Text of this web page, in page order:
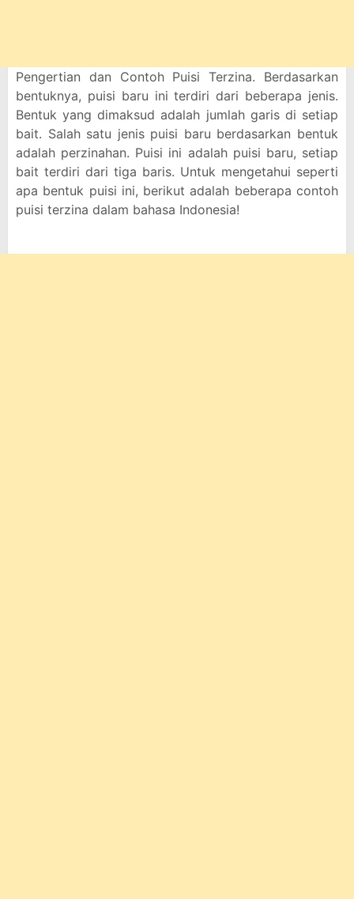
Pengertian dan Contoh Puisi Terzina. Berdasarkan
bentuknya, puisi baru ini terdiri dari beberapa jenis.
Bentuk yang dimaksud adalah jumlah garis di setiap
bait. Salah satu jenis puisi baru berdasarkan bentuk
adalah perzinahan. Puisi ini adalah puisi baru, setiap
bait terdiri dari tiga baris. Untuk mengetahui seperti
apa bentuk puisi ini, berikut adalah beberapa contoh
puisi terzina dalam bahasa Indonesia!